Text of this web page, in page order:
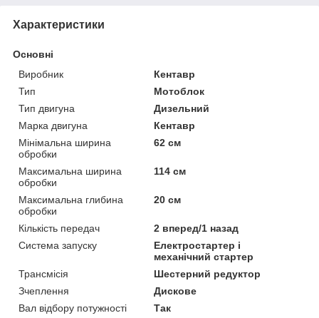
Характеристики
Основні
Виробник
Кентавр
Тип
Мотоблок
Тип двигуна
Дизельний
Марка двигуна
Кентавр
Мінімальна ширина
обробки
62 см
Максимальна ширина
обробки
114 см
Максимальна глибина
обробки
20 см
Кількість передач
2 вперед/1 назад
Система запуску
Електростартер і
механічний стартер
Трансмісія
Шестерний редуктор
Зчеплення
Дискове
Вал відбору потужності
Так